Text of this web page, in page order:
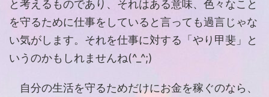
と考えるものであり、それはある意味、色々なこと
を守るために仕事をしていると言っても過言じゃな
い気がします。それを仕事に対する「やり甲斐」と
いうのかもしれませんね(^_^;)
自分の生活を守るためだけにお金を稼ぐのなら、